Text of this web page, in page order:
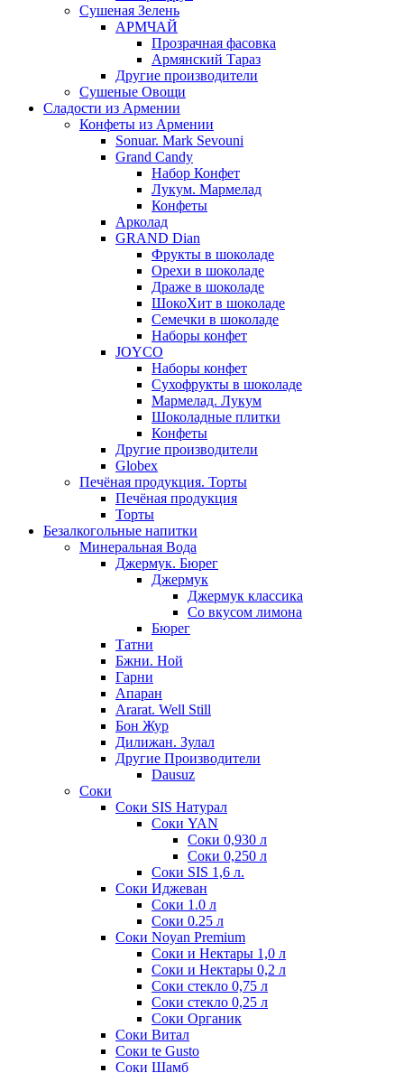
Сушеная Зелень
АРМЧАЙ
Прозрачная фасовка
Армянский Тараз
Другие производители
Сушеные Овощи
Сладости из Армении
Конфеты из Армении
Sonuar. Mark Sevouni
Grand Candy
Набор Конфет
Лукум. Мармелад
Конфеты
Арколад
GRAND Dian
Фрукты в шоколаде
Орехи в шоколаде
Драже в шоколаде
ШокоХит в шоколаде
Семечки в шоколаде
Наборы конфет
JOYCO
Наборы конфет
Сухофрукты в шоколаде
Мармелад. Лукум
Шоколадные плитки
Конфеты
Другие производители
Globex
Печёная продукция. Торты
Печёная продукция
Торты
Безалкогольные напитки
Минеральная Вода
Джермук. Бюрег
Джермук
Джермук классика
Со вкусом лимона
Бюрег
Татни
Бжни. Ной
Гарни
Апаран
Ararat. Well Still
Бон Жур
Дилижан. Зулал
Другие Производители
Dausuz
Соки
Соки SIS Натурал
Соки YAN
Соки 0,930 л
Соки 0,250 л
Соки SIS 1,6 л.
Соки Иджеван
Соки 1.0 л
Соки 0.25 л
Соки Noyan Premium
Соки и Нектары 1,0 л
Соки и Нектары 0,2 л
Соки стекло 0,75 л
Соки стекло 0,25 л
Соки Органик
Соки Витал
Соки te Gusto
Соки Шамб